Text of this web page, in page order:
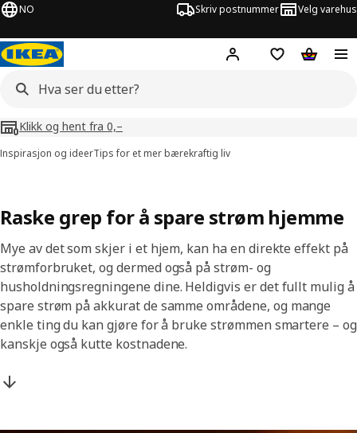
NO Skriv postnummer Velg varehus
Hej! Logg innHuskeliste
Klikk og hent fra 0,–
Inspirasjon og ideerTips for et mer bærekraftig liv
Raske grep for å spare strøm hjemme
Mye av det som skjer i et hjem, kan ha en direkte effekt på
strømforbruket, og dermed også på strøm- og
husholdningsregningene dine. Heldigvis er det fullt mulig å
spare strøm på akkurat de samme områdene, og mange
enkle ting du kan gjøre for å bruke strømmen smartere – og
kanskje også kutte kostnadene.